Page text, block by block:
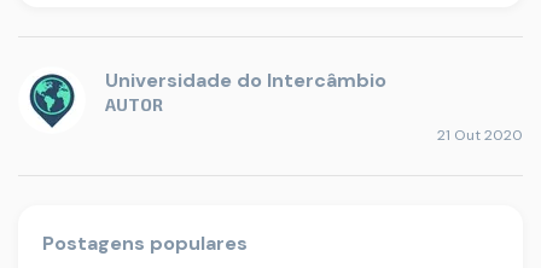
Universidade do Intercâmbio
AUTOR
21 Out 2020
Postagens populares